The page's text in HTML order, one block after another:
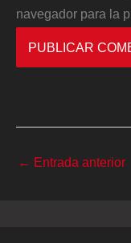
navegador para la
← Entrada anterior